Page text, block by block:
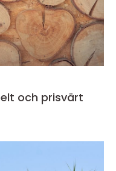
och prisvärt